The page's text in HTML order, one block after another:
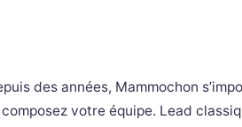
des années, Mammochon
votre équipe. Lead